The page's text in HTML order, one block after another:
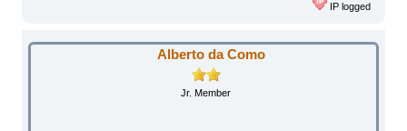
IP logged
Alberto da Como
Jr. Member